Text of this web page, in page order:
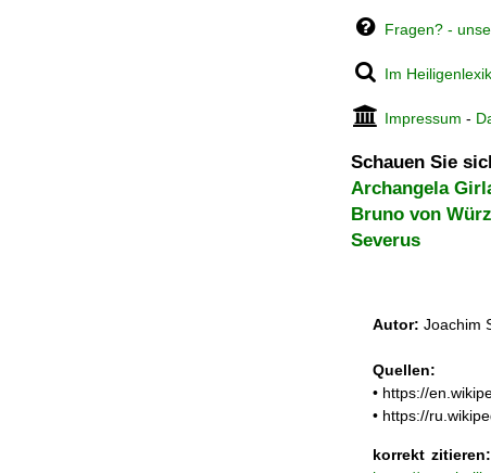
Fragen? -
Im
Impressum -
Schauen Sie
Archangela
Bruno von
Severus
Autor: Joachim
Quellen:
• https://
• https://
korrekt zitieren: